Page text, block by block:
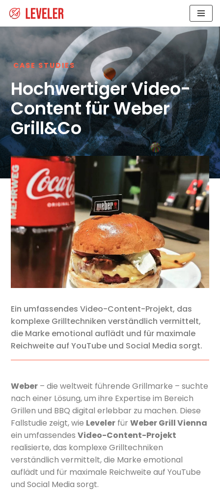
Zum
Inhalt
CASE STUDIES
Hochwertiger Video-
Content für Weber
Grill&Co
Ein umfassendes Video-Content-Projekt, das
komplexe Grilltechniken verständlich vermittelt,
die Marke emotional auflädt und für maximale
Reichweite auf YouTube und Social Media sorgt.
Weber – die weltweit führende Grillmarke – suchte
nach einer Lösung, um ihre Expertise im Bereich
Grillen und BBQ digital erlebbar zu machen. Diese
Fallstudie zeigt, wie Leveler fürWeber Grill Vienna
ein umfassendesVideo-Content-Projekt
realisierte, das komplexe Grilltechniken
verständlich vermittelt, die Marke emotional
auflädt und für maximale Reichweite auf YouTube
und Social Media sorgt.